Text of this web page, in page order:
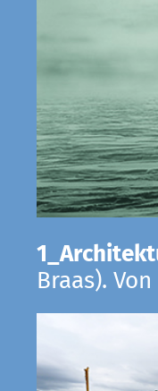
Braas).